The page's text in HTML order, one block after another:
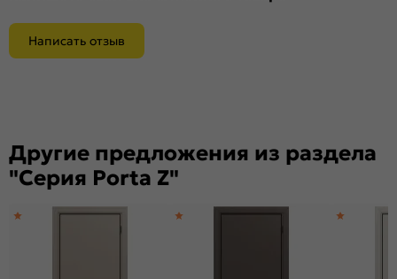
Написать отзыв
Другие предложения из раздела
"Серия Porta Z"